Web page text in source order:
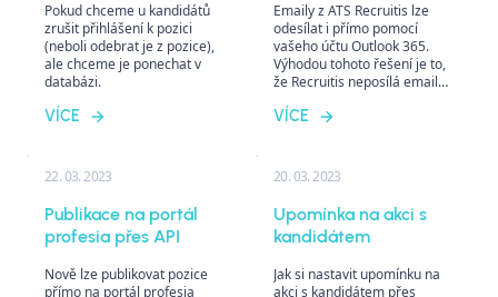
Pokud chceme u kandidátů
zrušit přihlášení k pozici
(neboli odebrat je z pozice),
ale chceme je ponechat v
databázi.
VÍCE
Emaily z ATS Recruitis lze
odesílat i přímo pomocí
vašeho účtu Outlook 365.
Výhodou tohoto řešení je to,
že Recruitis neposílá emaily
z oblastí, která může vést k
nastavovat SPF a DKIM
VÍCE
22. 03. 2023
Publikace na portál
profesia přes API
Nově lze publikovat pozice
přímo na portál profesia
20. 03. 2023
Upomínka na akci s
kandidátem
Jak si nastavit upomínku na
akci s kandidátem přes